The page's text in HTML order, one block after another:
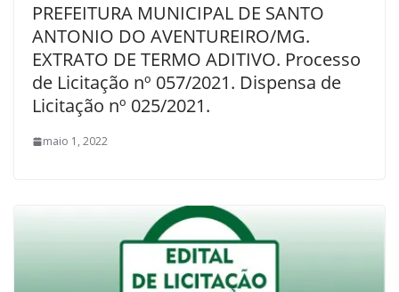
PREFEITURA MUNICIPAL DE SANTO
ANTONIO DO AVENTUREIRO/MG.
EXTRATO DE TERMO ADITIVO. Processo
de Licitação nº 057/2021. Dispensa de
Licitação nº 025/2021.
maio 1, 2022